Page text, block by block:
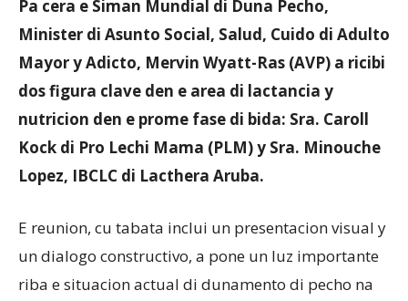
Pa cera e Siman Mundial di Duna Pecho,
Minister di Asunto Social, Salud, Cuido di Adulto
Mayor y Adicto, Mervin Wyatt-Ras (AVP) a ricibi
dos figura clave den e area di lactancia y
nutricion den e prome fase di bida: Sra. Caroll
Kock di Pro Lechi Mama (PLM) y Sra. Minouche
Lopez, IBCLC di Lacthera Aruba.
E reunion, cu tabata inclui un presentacion visual y
un dialogo constructivo, a pone un luz importante
riba e situacion actual di dunamento di pecho na